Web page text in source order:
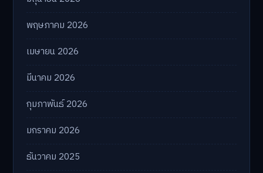
พฤษภาคม 2026
เมษายน 2026
มีนาคม 2026
กุมภาพันธ์ 2026
มกราคม 2026
ธันวาคม 2025